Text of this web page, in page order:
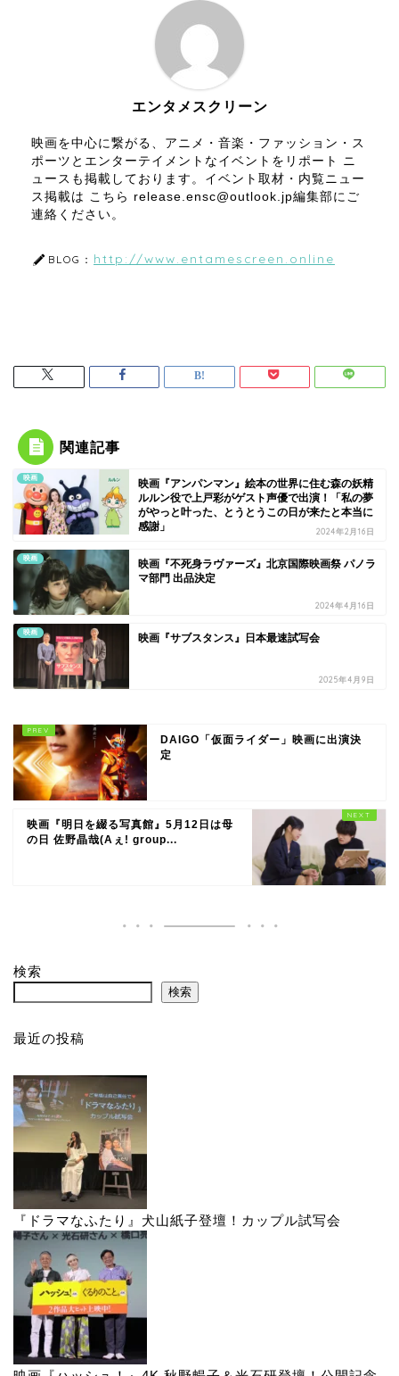
エンタメスクリーン
映画を中心に繋がる、アニメ・音楽・ファッション・ス
ポーツとエンターテイメントなイベントをリポート ニ
ュースも掲載しております。イベント取材・内覧ニュー
ス掲載は こちら release.ensc@outlook.jp編集部にご
連絡ください。
BLOG： http://www.entamescreen.online
関連記事
映画
映画『アンパンマン』絵本の世界に住む森の妖精
ルルン役で上戸彩がゲスト声優で出演！「私の夢
がやっと叶った、とうとうこの日が来たと本当に
感謝」
2024年2月16日
映画
映画『不死身ラヴァーズ』北京国際映画祭 パノラ
マ部門 出品決定
2024年4月16日
映画 映画『サブスタンス』日本最速試写会
2025年4月9日
DAIGO「仮面ライダー」映画に出演決
定
映画『明日を綴る写真館』5月12日は母
の日 佐野晶哉(Aぇ! group...
検索
検索
最近の投稿
『ドラマなふたり』犬山紙子登壇！カップル試写会